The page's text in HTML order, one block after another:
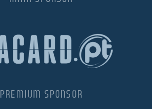
PREMIUM SPONSOR